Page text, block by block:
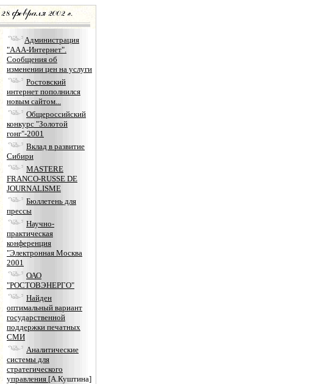
Администрация
"ААА-Интернет".
Сообщения об
изменении цен на услуги
Ростовский
интернет пополнился
новым сайтом...
Общероссийский
конкурс "Золотой
гонг"-2001
Вклад в развитие
Сибири
MASTERE
FRANCO-RUSSE DE
JOURNALISME
Бюллетень для
прессы
Научно-
практическая
конференция
"Электронная Москва
2001
ОАО
"РОСТОВЭНЕРГО"
Найден
оптимальный вариант
государственной
поддержки печатных
СМИ
Аналитические
системы для
стратегического
управления [А.Куштина]